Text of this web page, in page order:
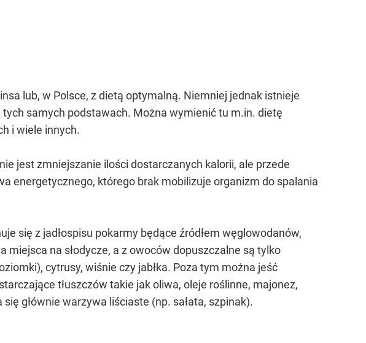
lub, w Polsce, z dietą optymalną. Niemniej jednak istnieje
samych podstawach. Można wymienić tu m.in. dietę
i wiele innych.
jest zmniejszanie ilości dostarczanych kalorii, ale przede
energetycznego, którego brak mobilizuje organizm do spalania
się z jadłospisu pokarmy będące źródłem węglowodanów,
na słodycze, a z owoców dopuszczalne są tylko
cytrusy, wiśnie czy jabłka. Poza tym można jeść
tłuszczów takie jak oliwa, oleje roślinne, majonez,
głównie warzywa liściaste (np. sałata, szpinak).